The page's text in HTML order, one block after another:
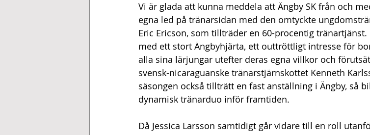
Vi är glada att kunna meddela att Ängby SK från och
egna led på tränarsidan med den omtyckte
Eric Ericson, som tillträder en 60-procentig
med ett stort Ängbyhjärta, ett outtröttligt intresse för
alla sina lärjungar utefter deras egna villkor och
svensk-nicaraguanske tränarstjärnskottet Kenneth
säsongen också tillträtt en fast anställning i Ängby, så
dynamisk tränarduo inför framtiden.
Då Jessica Larsson samtidigt går vidare till en roll